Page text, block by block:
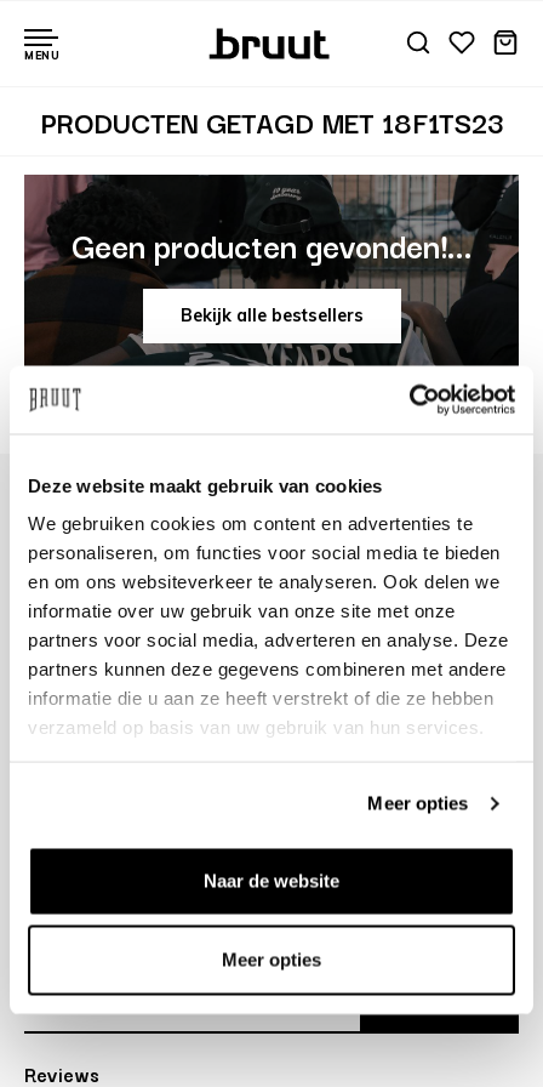
Deze website maakt gebruik van cookies
We gebruiken cookies om content en advertenties te
personaliseren, om functies voor social media te bieden
en om ons websiteverkeer te analyseren. Ook delen we
informatie over uw gebruik van onze site met onze
partners voor social media, adverteren en analyse. Deze
partners kunnen deze gegevens combineren met andere
informatie die u aan ze heeft verstrekt of die ze hebben
verzameld op basis van uw gebruik van hun services.
Meer opties
Naar de website
Meer opties
MENU
PRODUCTEN GETAGD MET 18F1TS23
Geen producten gevonden!...
Bekijk alle bestsellers
+31 23 205 2006
info@bruut.nl
Contact Formulier
Open 11:00 - 18:30
OPENINGSTIJDEN
Over ons
Reviews